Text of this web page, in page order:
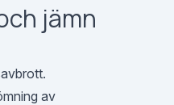
jämn
av